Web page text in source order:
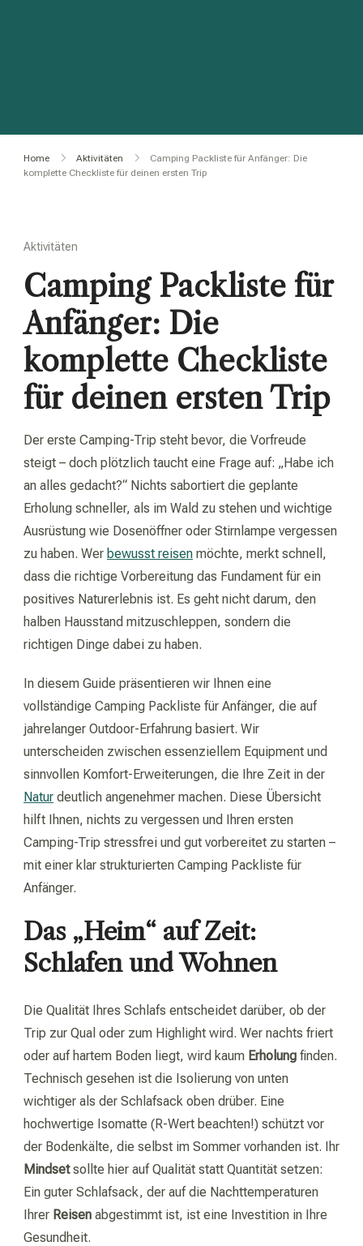
Home Aktivitäten
Camping Packliste für Anfänger: Die
komplette Checkliste für deinen ersten Trip
Aktivitäten
Camping Packliste für
Anfänger: Die
komplette Checkliste
für deinen ersten Trip
Der erste Camping-Trip steht bevor, die Vorfreude
steigt – doch plötzlich taucht eine Frage auf: „Habe ich
an alles gedacht?“ Nichts sabortiert die geplante
Erholung schneller, als im Wald zu stehen und wichtige
Ausrüstung wie Dosenöffner oder Stirnlampe vergessen
zu haben. Wer bewusst reisen möchte, merkt schnell,
dass die richtige Vorbereitung das Fundament für ein
positives Naturerlebnis ist. Es geht nicht darum, den
halben Hausstand mitzuschleppen, sondern die
richtigen Dinge dabei zu haben.
In diesem Guide präsentieren wir Ihnen eine
vollständige Camping Packliste für Anfänger, die auf
jahrelanger Outdoor-Erfahrung basiert. Wir
unterscheiden zwischen essenziellem Equipment und
sinnvollen Komfort-Erweiterungen, die Ihre Zeit in der
Natur deutlich angenehmer machen. Diese Übersicht
hilft Ihnen, nichts zu vergessen und Ihren ersten
Camping-Trip stressfrei und gut vorbereitet zu starten –
mit einer klar strukturierten Camping Packliste für
Anfänger.
Das „Heim“ auf Zeit:
Schlafen und Wohnen
Die Qualität Ihres Schlafs entscheidet darüber, ob der
Trip zur Qual oder zum Highlight wird. Wer nachts friert
oder auf hartem Boden liegt, wird kaum Erholung finden.
Technisch gesehen ist die Isolierung von unten
wichtiger als der Schlafsack oben drüber. Eine
hochwertige Isomatte (R-Wert beachten!) schützt vor
der Bodenkälte, die selbst im Sommer vorhanden ist. Ihr
Mindsetsollte hier auf Qualität statt Quantität setzen:
Ein guter Schlafsack, der auf die Nachttemperaturen
Ihrer Reisen abgestimmt ist, ist eine Investition in Ihre
Gesundheit.